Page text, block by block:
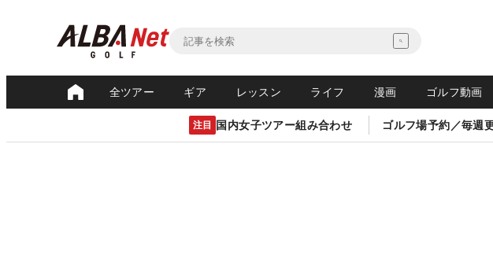
全ツアー ギア レッスン ライフ 漫画 ゴルフ動画
注目 国内女子ツアー組み合わせ ゴルフ場予約／毎週